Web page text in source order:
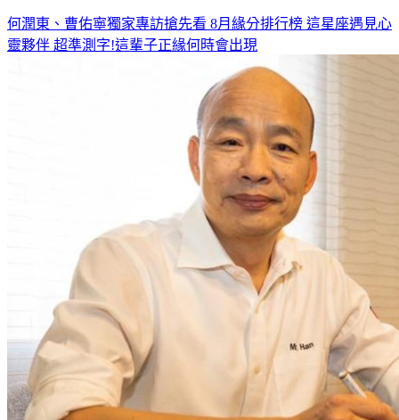
何潤東、曹佑寧獨家專訪搶先看 8月緣分排行榜 這星座遇見心
靈夥伴 超準測字!這輩子正緣何時會出現